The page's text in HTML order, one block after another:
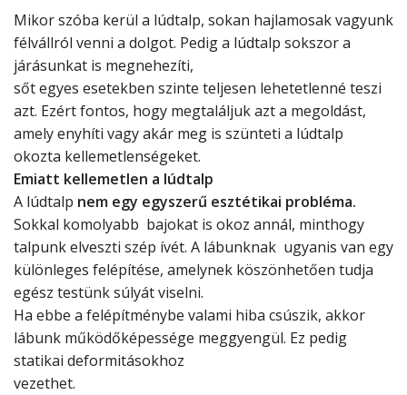
Mikor szóba kerül a lúdtalp, sokan hajlamosak vagyunk
félvállról venni a dolgot. Pedig a lúdtalp sokszor a
járásunkat is megnehezíti,
sőt egyes esetekben szinte teljesen lehetetlenné teszi
azt. Ezért fontos, hogy megtaláljuk azt a megoldást,
amely enyhíti vagy akár meg is szünteti a lúdtalp
okozta kellemetlenségeket.
Emiatt kellemetlen a lúdtalp
A lúdtalp nem egy egyszerű esztétikai probléma.
Sokkal komolyabb bajokat is okoz annál, minthogy
talpunk elveszti szép ívét. A lábunknak ugyanis van egy
különleges felépítése, amelynek köszönhetően tudja
egész testünk súlyát viselni.
Ha ebbe a felépítménybe valami hiba csúszik, akkor
lábunk működőképessége meggyengül. Ez pedig
statikai deformitásokhoz
vezethet.